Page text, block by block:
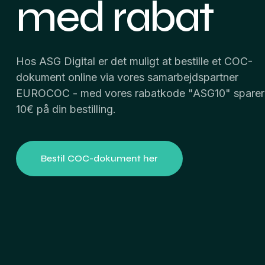
med rabat
Hos ASG Digital er det muligt at bestille et COC-
dokument online via vores samarbejdspartner
EUROCOC - med vores rabatkode "ASG10"
10€ på din bestilling.
Bestil COC-dokument her